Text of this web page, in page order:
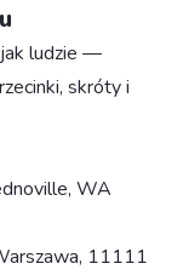
ludzie —
skróty i
WA
11111